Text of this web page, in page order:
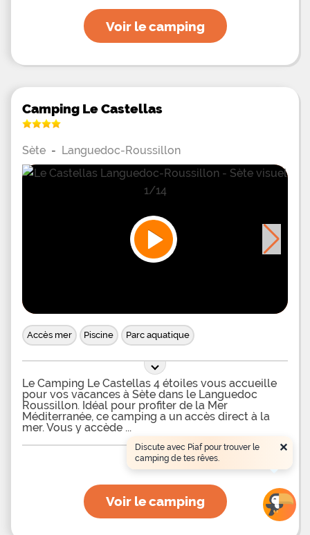
Voir le camping
Camping Le Castellas
Sète - Languedoc-Roussillon
Accès mer Piscine Parc aquatique
Le Camping Le Castellas 4 étoiles vous accueille
pour vos vacances à Sète dans le Languedoc
Roussillon. Idéal pour profiter de la Mer
Méditerranée, ce camping a un accès direct à la
mer. Vous y accède
Voir le camping
×
Discute avec Piaf pour trouver le
camping de tes rêves.